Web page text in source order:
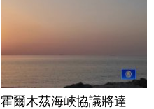
霍爾木茲海峽協議將達